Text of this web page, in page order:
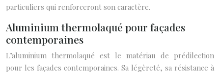
particuliers qui renforceront son caractère.
Aluminium thermolaqué pour façades
contemporaines
L’aluminium thermolaqué est le matériau de prédilection
pour les façades contemporaines. Sa légèreté, sa résistance à